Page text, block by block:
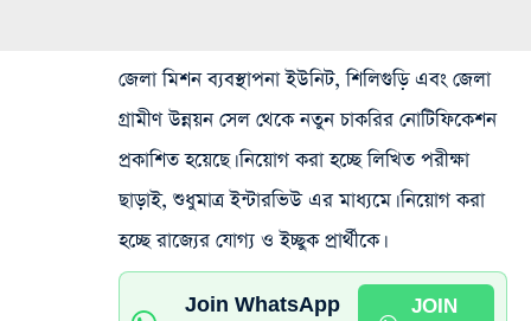
জেলা মিশন ব্যবস্থাপনা ইউনিট, শিলিগুড়ি এবং জেলা
গ্রামীণ উন্নয়ন সেল থেকে নতুন চাকরির নোটিফিকেশন
প্রকাশিত হয়েছে। নিয়োগ করা হচ্ছে লিখিত পরীক্ষা
ছাড়াই, শুধুমাত্র ইন্টারভিউ এর মাধ্যমে। নিয়োগ করা
হচ্ছে রাজ্যের যোগ্য ও ইচ্ছুক প্রার্থীকে।
Join WhatsApp
JOIN